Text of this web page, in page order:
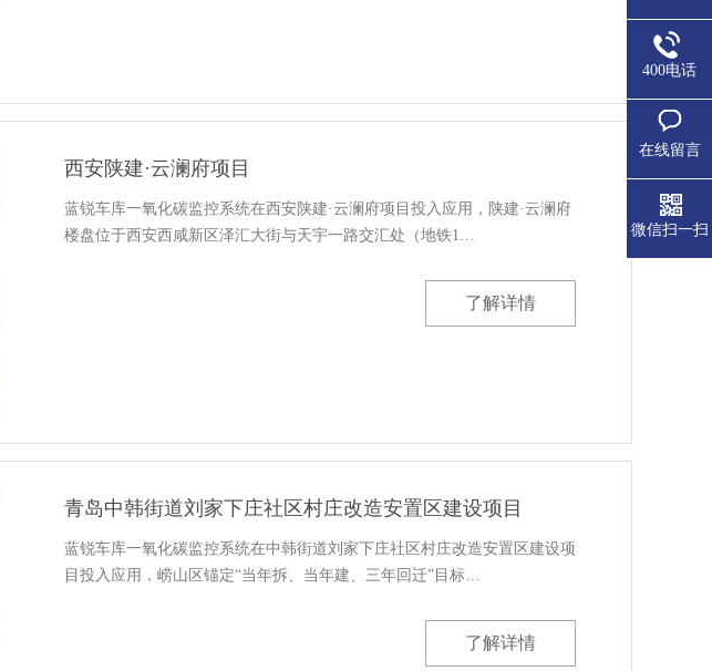
西安陕建·云澜府项目
蓝锐车库一氧化碳监控系统在西安陕建·云澜府项目投入应用，陕建·云澜府
楼盘位于西安西咸新区泽汇大街与天宇一路交汇处（地铁1…
了解详情
青岛中韩街道刘家下庄社区村庄改造安置区建设项目
蓝锐车库一氧化碳监控系统在中韩街道刘家下庄社区村庄改造安置区建设项
目投入应用，崂山区锚定“当年拆、当年建、三年回迁”目标…
了解详情
400电话
在线留言
微信扫一扫